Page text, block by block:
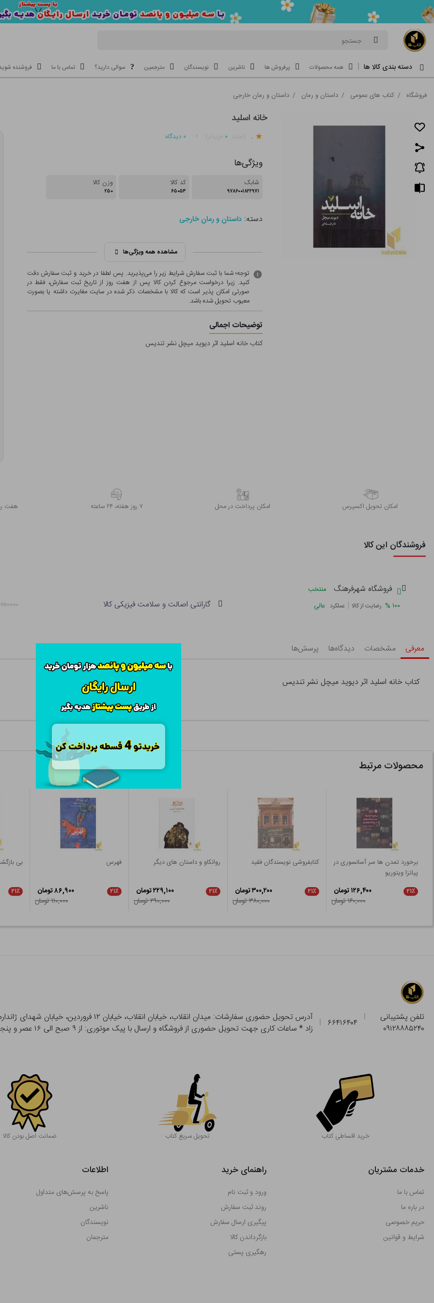
جستجو
دسته بندی کالا ها همه محصولات پرفروش ها ناشرین نویسندگان مترجمین سوالی دارید؟ تماس با ما فروشنده
فروشگاه / کتاب های عمومی / داستان و رمان / داستان و رمان خارجی
خانه اسلید
. ۰ ۰ دیدگاه
ویژگی‌ها
شابک
۹۷۸۶۰۰۱۸۲۲۹۷۱
کد کالا
۶۵۰۵۴
وزن کالا
۲۵۰
دسته: داستان و رمان خارجی
مشاهده همه ویژگی‌ها
توجه؛ شما با ثبت سفارش شرایط زیر را می‌پذیرید. پس لطفا در خرید و ثبت سفارش دقت
کنید. زیرا درخواست مرجوع کردن کالا پس از هفت روز از تاریخ ثبت سفارش، فقط در
صورتی امکان پذیر است که کالا با مشخصات ذکر شده در سایت مغایرت داشته یا بصورت
معيوب تحویل شده باشد.
توضیحات اجمالی
کتاب خانه اسلید اثر دیوید میچل نشر تندیس
اﻣﮑﺎن ﺗﺤﻮﯾﻞ اﮐﺴﭙﺮس امکان پرداخت در محل ۷ روز ﻫﻔﺘﻪ، ۲۴ ﺳﺎﻋﺘﻪ هفت
فروشندگان این کالا
فروشگاه شهرفرهنگ
منتخب
۱۰۰ % رضایت از کالا | عملکرد عالی گارانتی اصالت و سلامت فیزیکی کالا ۲۵۰۰۰۰
معرفی مشخصات دیدگاه‌ها پرسش‌ها
کتاب خانه اسلید اثر دیوید میچل نشر تندیس
محصولات مرتبط
برخورد تمدن ها سر آسانسوری در
پیاتزا ویتوریو
۲۱٪
۱۲۶,۴۰۰ تومان
۱۶۰,۰۰۰ تومان
کتابفروشی نویسندگان فقید
۲۱٪
۳۰۰,۲۰۰ تومان
۳۸۰,۰۰۰ تومان
روانکاو و داستان های دیگر
۲۱٪
۲۲۹,۱۰۰ تومان
۲۹۰,۰۰۰ تومان
فهرس
۲۱٪
۸۶,۹۰۰ تومان
۱۱۰,۰۰۰ تومان
بی
۲۱٪
تلفن پشتیبانی
۰۹۱۲۸۸۸۵۲۴۰
۶۶۴۱۶۴۰۴
زاد * ساعات کاری جهت تحویل حضوری از فروشگاه و ارسال با پیک موتوری: از ۹ صبح الی ۱۶ عصر و پنجشنبه ها تا ۱۲
خرید اقساطی کتاب تحویل سریع کتاب
بصورت حضوری از آدرس تحویل حضوری سفارش خود را بدون هیچ هزینه ای تحویل بگیرید.
ضمانت اصل بودن کالا
خدمات مشتریان
تماس با ما
در باره ما
حریم خصوصی
شرایط و قوانین
راهنمای خرید
ورود و ثبت نام
روند ثبت سفارش
پیگیری ارسال سفارش
بازگرداندن کالا
رهگیری پستی
اطلاعات
پاسخ به پرسش‌های متداول
ناشرین
نویسندگان
مترجمان